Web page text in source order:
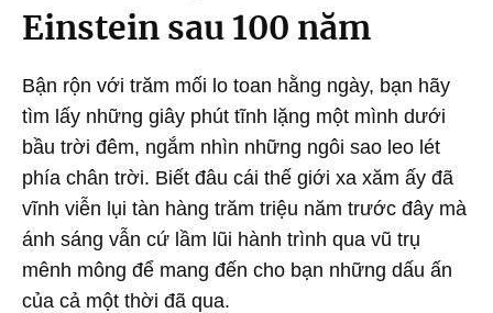
Einstein sau 100 năm
Bận rộn với trăm mối lo toan hằng ngày, bạn hãy
tìm lấy những giây phút tĩnh lặng một mình dưới
bầu trời đêm, ngắm nhìn những ngôi sao leo lét
phía chân trời. Biết đâu cái thế giới xa xăm ấy đã
vĩnh viễn lụi tàn hàng trăm triệu năm trước đây mà
ánh sáng vẫn cứ lầm lũi hành trình qua vũ trụ
mênh mông để mang đến cho bạn những dấu ấn
của cả một thời đã qua.